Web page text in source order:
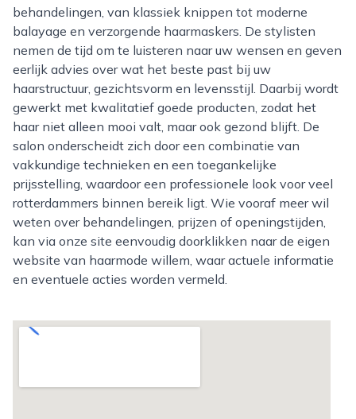
behandelingen, van klassiek knippen tot moderne
balayage en verzorgende haarmaskers. De stylisten
nemen de tijd om te luisteren naar uw wensen en geven
eerlijk advies over wat het beste past bij uw
haarstructuur, gezichtsvorm en levensstijl. Daarbij wordt
gewerkt met kwalitatief goede producten, zodat het
haar niet alleen mooi valt, maar ook gezond blijft. De
salon onderscheidt zich door een combinatie van
vakkundige technieken en een toegankelijke
prijsstelling, waardoor een professionele look voor veel
rotterdammers binnen bereik ligt. Wie vooraf meer wil
weten over behandelingen, prijzen of openingstijden,
kan via onze site eenvoudig doorklikken naar de eigen
website van haarmode willem, waar actuele informatie
en eventuele acties worden vermeld.